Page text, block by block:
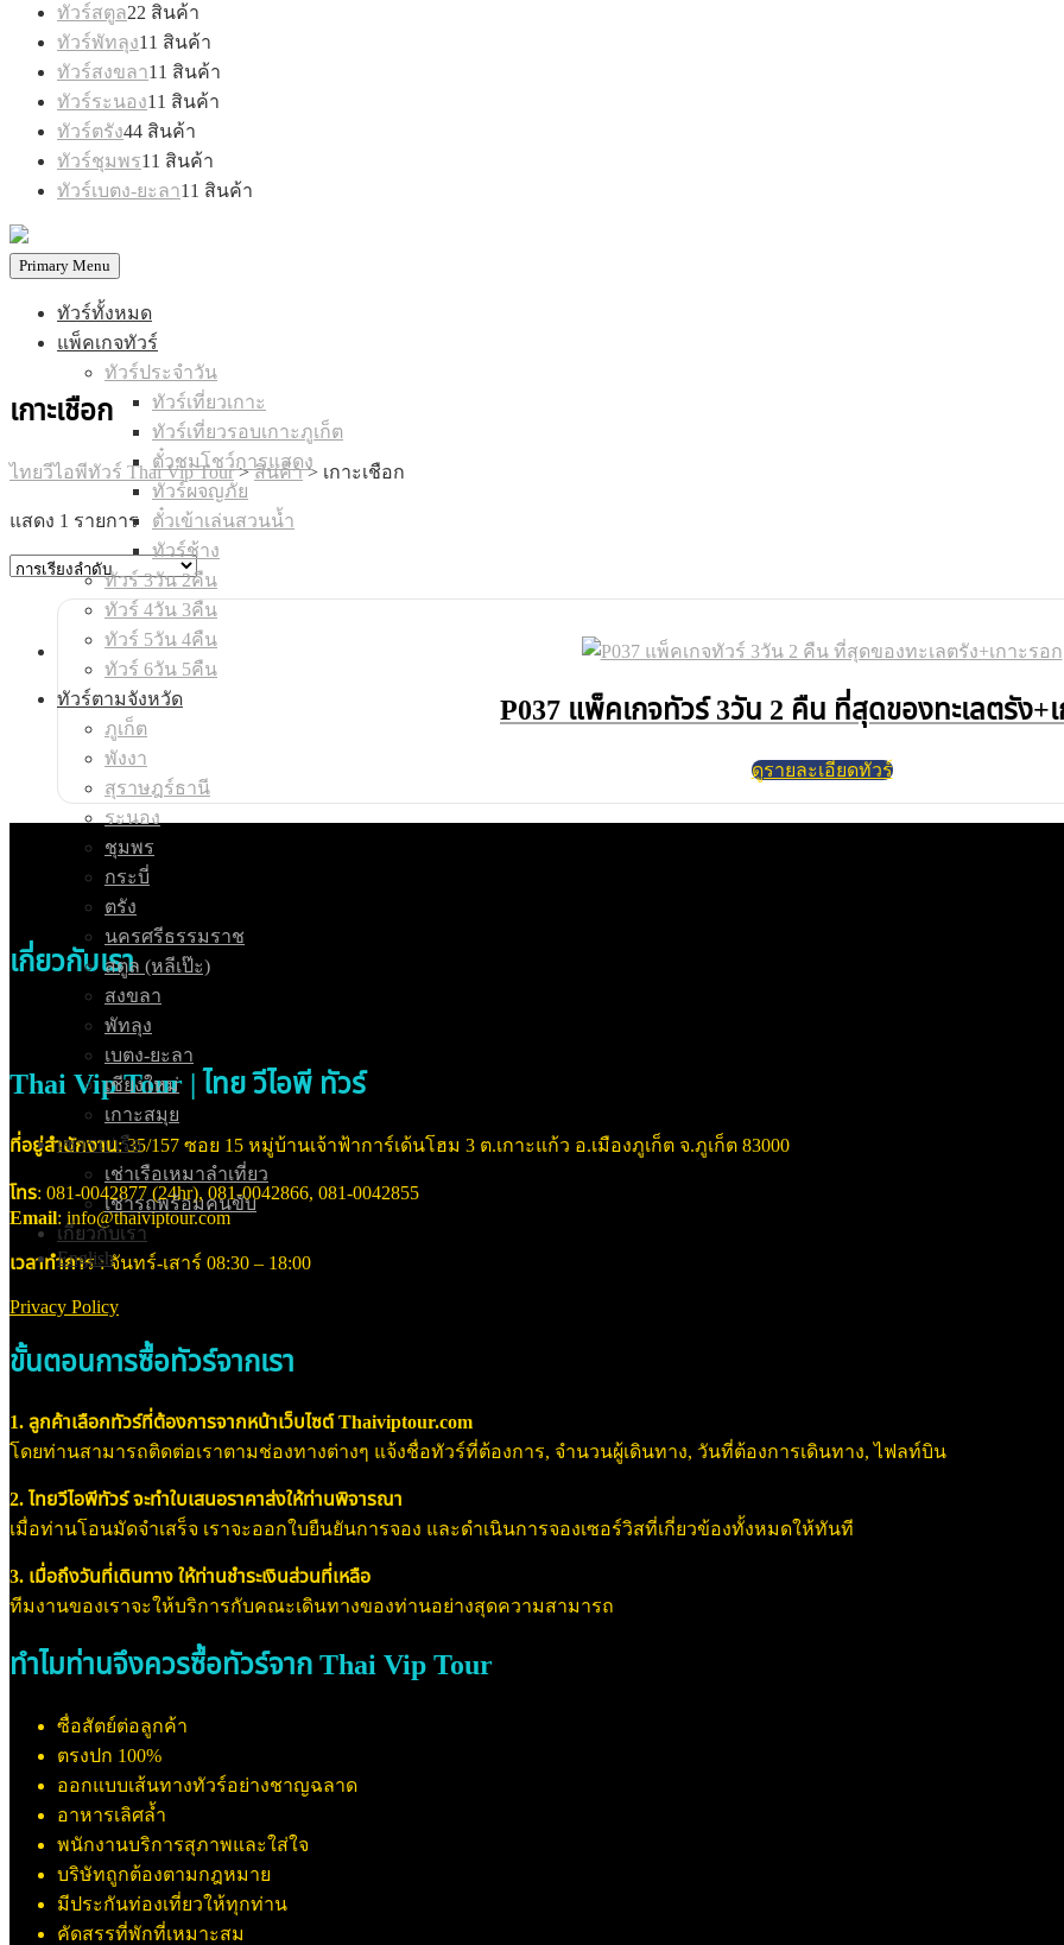
ทัวร์สตูล22 สินค้า
ทัวร์พัทลุง1 1 สินค้า
ทัวร์สงขลา1 1 สินค้า
ทัวร์ระนอง1 1 สินค้า
ทัวร์ตรัง44 สินค้า
ทัวร์ชุมพร1 1 สินค้า
ทัวร์เบตง-ยะลา1 1 สินค้า
Primary Menu
ทัวร์ทั้งหมด
แพ็คเกจทัวร์
ทัวร์ประจำวัน
ทัวร์เที่ยวเกาะ
ทัวร์เที่ยวรอบเกาะภูเก็ต
ตั๋วชมโชว์การแสดง
ทัวร์ผจญภัย
ตั๋วเข้าเล่นสวนน้ำ
ทัวร์ช้าง
ทัวร์ 3วัน 2คืน
ทัวร์ 4วัน 3คืน
ทัวร์ 5วัน 4คืน
ทัวร์ 6วัน 5คืน
ทัวร์ตามจังหวัด
ภูเก็ต
พังงา
สุราษฎร์ธานี
ระนอง
ชุมพร
กระบี่
ตรัง
นครศรีธรรมราช
สตูล (หลีเป๊ะ)
สงขลา
พัทลุง
เบตง-ยะลา
เชียงใหม่
เกาะสมุย
เช่ารถ/เรือ
เช่าเรือเหมาลำเที่ยว
เช่ารถพร้อมคนขับ
เกี่ยวกับเรา
English
เกาะเชือก
ไทยวีไอพีทัวร์ Thai Vip Tour>สินค้า> เกาะเชือก
แสดง 1 รายการ
P037 แพ็คเกจทัวร์ 3วัน 2 คืน ที่สุดของทะเลตรัง+เ
ดูรายละเอียดทัวร์
เกี่ยวกับเรา
Thai Vip Tour | ไทย วีไอพี ทัวร์
ที่อยู่สำนักงาน: 35/157 ซอย 15 หมู่บ้านเจ้าฟ้าการ์เด้นโฮม 3 ต.เกาะแก้ว อ.เมืองภูเก็ต จ.ภูเก็ต 83000
โทร: 081-0042877 (24hr), 081-0042866, 081-0042855
Email: info@thaiviptour.com
เวลาทำการ : จันทร์-เสาร์ 08:30 – 18:00
Privacy Policy
ขั้นตอนการซื้อทัวร์จากเรา
1. ลูกค้าเลือกทัวร์ที่ต้องการจากหน้าเว็บไซต์ Thaiviptour.com
โดยท่านสามารถติดต่อเราตามช่องทางต่างๆ แจ้งชื่อทัวร์ที่ต้องการ, จำนวนผู้เดินทาง, วันที่ต้องการเดินทาง, ไฟลท์บิน
2. ไทยวีไอพีทัวร์ จะทำใบเสนอราคาส่งให้ท่านพิจารณา
เมื่อท่านโอนมัดจำเสร็จ เราจะออกใบยืนยันการจอง และดำเนินการจองเซอร์วิสที่เกี่ยวข้องทั้งหมดให้ทันที
3. เมื่อถึงวันที่เดินทาง ให้ท่านชำระเงินส่วนที่เหลือ
ทีมงานของเราจะให้บริการกับคณะเดินทางของท่านอย่างสุดความสามารถ
ทำไมท่านจึงควรซื้อทัวร์จาก Thai Vip Tour
ซื่อสัตย์ต่อลูกค้า
ตรงปก 100%
ออกแบบเส้นทางทัวร์อย่างชาญฉลาด
อาหารเลิศล้ำ
พนักงานบริการสุภาพและใส่ใจ
บริษัทถูกต้องตามกฎหมาย
มีประกันท่องเที่ยวให้ทุกท่าน
คัดสรรที่พักที่เหมาะสม